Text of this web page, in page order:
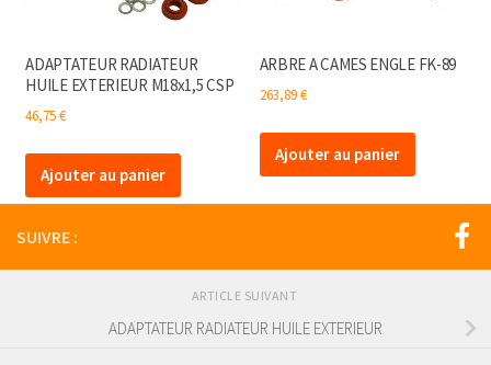
ADAPTATEUR RADIATEUR
HUILE EXTERIEUR M18x1,5 CSP
46,75€
Ajouter au panier
ARBRE A CAMES ENGLE FK-89
263,89€
Ajouter au panier
SUIVRE :
ARTICLE SUIVANT
ADAPTATEUR RADIATEUR HUILE EXTERIEUR